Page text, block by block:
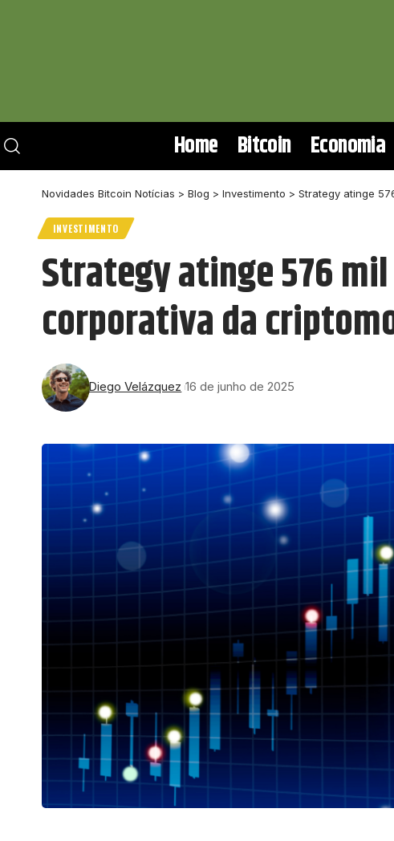
Home Bitcoin Economia
Novidades Bitcoin Notícias > Blog > Investimento > Strategy atinge
INVESTIMENTO
Strategy atinge 576
corporativa da
Diego Velázquez 16 de junho de 2025